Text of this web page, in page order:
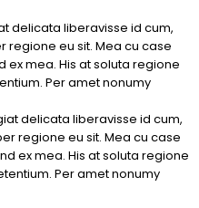
delicata liberavisse id cum,
regione eu sit. Mea cu case
ex mea. His at soluta regione
Per amet nonumy
delicata liberavisse id cum,
regione eu sit. Mea cu case
ex mea. His at soluta regione
Per amet nonumy